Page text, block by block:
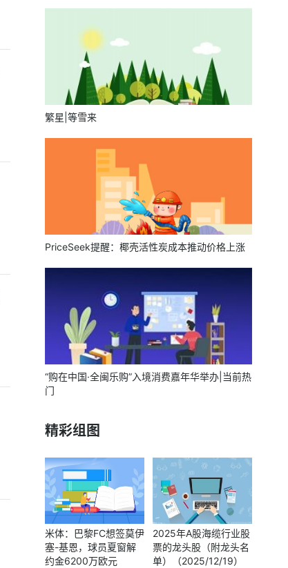
繁星|等雪来
PriceSeek提醒：椰壳活性炭成本推动价格上涨
“购在中国·全闽乐购”入境消费嘉年华举办|当前热
门
精彩组图
米体：巴黎FC想签莫伊
塞-基恩，球员夏窗解
约金6200万欧元
2025年A股海缆行业股
票的龙头股（附龙头名
单）（2025/12/19）